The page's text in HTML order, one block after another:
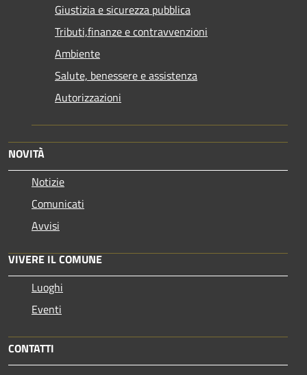
Giustizia e sicurezza pubblica
Tributi,finanze e contravvenzioni
Ambiente
Salute, benessere e assistenza
Autorizzazioni
NOVITÀ
Notizie
Comunicati
Avvisi
VIVERE IL COMUNE
Luoghi
Eventi
CONTATTI